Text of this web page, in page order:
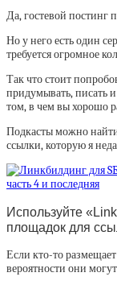
Да, гостевой постинг
Но у него есть один
требуется огромное
Так что стоит
придумывать, писать и
том, в чем вы хорошо
Подкасты можно
ссылки, которую я
Используйте
площадок для
Если кто-то
вероятности они